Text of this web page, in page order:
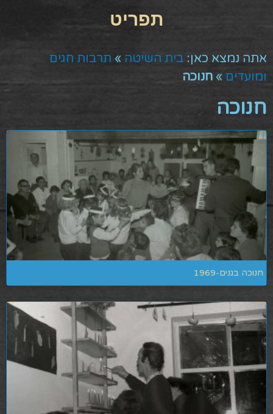
אתה נמצא כאן: בית השיטה » תרבות חגים
ומועדים » חנוכה
חנוכה
חנוכה בגנים-1969